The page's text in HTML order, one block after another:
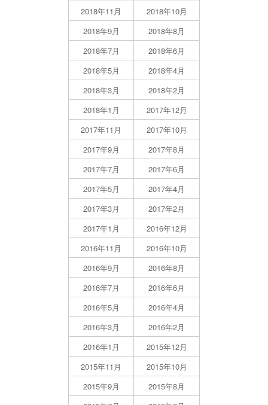
2018年11月
2018年10月
2018年9月
2018年8月
2018年7月
2018年6月
2018年5月
2018年4月
2018年3月
2018年2月
2018年1月
2017年12月
2017年11月
2017年10月
2017年9月
2017年8月
2017年7月
2017年6月
2017年5月
2017年4月
2017年3月
2017年2月
2017年1月
2016年12月
2016年11月
2016年10月
2016年9月
2016年8月
2016年7月
2016年6月
2016年5月
2016年4月
2016年3月
2016年2月
2016年1月
2015年12月
2015年11月
2015年10月
2015年9月
2015年8月